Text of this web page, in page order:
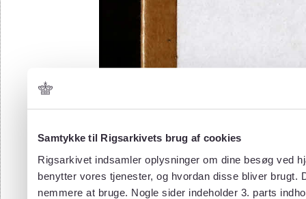
Samtykke til Rigsarkivets brug af cookies
Rigsarkivet indsamler oplysninger om dine besøg ved
benytter vores tjenester, og hvordan disse bliver
nemmere at bruge. Nogle sider indeholder 3. parts